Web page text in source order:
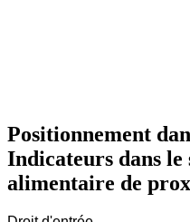
Positionnement
Indicateurs dans le
alimentaire de